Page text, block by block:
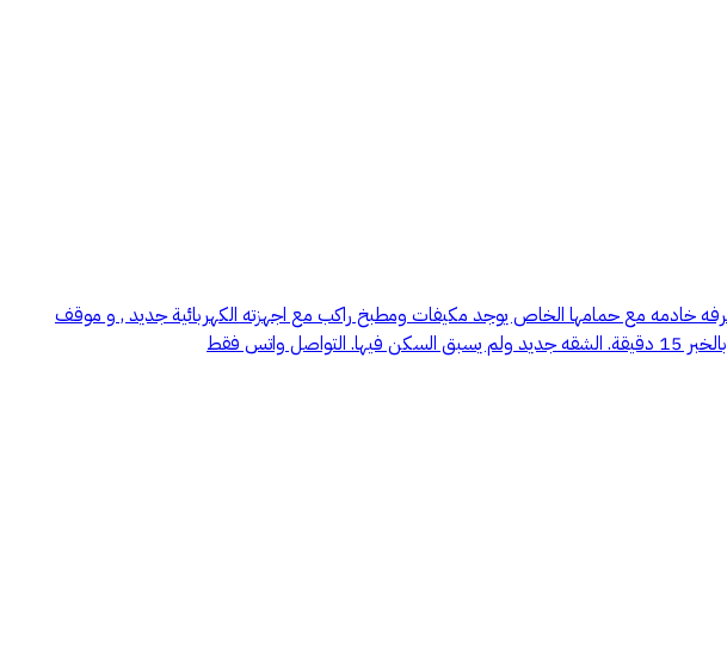
خادمه مع حمامها الخاص يوجد مكيفات ومطبخ راكب مع اجهزته الكهربائية جديد , و موقف